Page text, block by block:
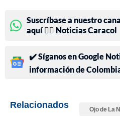
Suscríbase a nuestro
aquí 👉🏻 Noticias Caracol
✔️ Síganos en Google
información de
Relacionados Ojo de La